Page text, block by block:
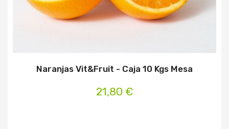
Naranjas Vit&Fruit - Caja 10 Kgs Mesa
21,80 €